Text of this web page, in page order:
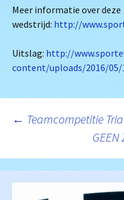
Meer informatie over deze
wedstrijd: http://
Uitslag: http://
content/uploads/2016/05/
← Teamcompetitie